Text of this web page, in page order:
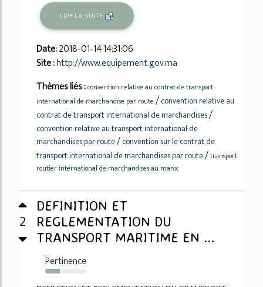
LIRE LA SUITE
Date:2018-01-14 14:31:06
Site :http://www.equipement.gov.ma
Thèmes liés :convention relative au contrat de transport
international de marchandise par route /convention relative au
contrat de transport international de marchandises/
convention relative au transport international de
marchandises par route/convention sur le contrat de
transport international de marchandises par route/transport
routier international de marchandises au maroc
2
DEFINITION ET
REGLEMENTATION DU
TRANSPORT MARITIME EN ...
Pertinence
36%